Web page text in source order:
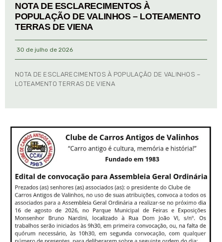
NOTA DE ESCLARECIMENTOS À
POPULAÇÃO DE VALINHOS – LOTEAMENTO
TERRAS DE VIENA
30 de julho de 2026
NOTA DE ESCLARECIMENTOS À POPULAÇÃO DE VALINHOS –
LOTEAMENTO TERRAS DE VIENA